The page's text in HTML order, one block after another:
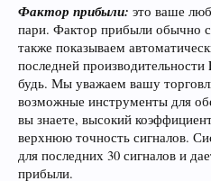
Фактор прибыли: это ваше
пари. Фактор прибыли обычно
также показываем
последней
будь. Мы уважаем вашу
возможные инструменты для
вы знаете, высокий
верхнюю точность сигналов.
для последних 30 сигналов и
прибыли.